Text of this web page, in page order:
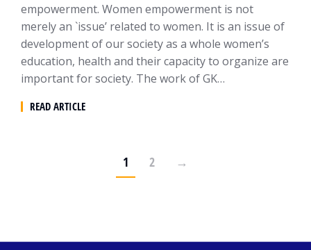
empowerment. Women empowerment is not
merely an `issue’ related to women. It is an issue of
development of our society as a whole women’s
education, health and their capacity to organize are
important for society. The work of GK…
READ ARTICLE
1 2 →